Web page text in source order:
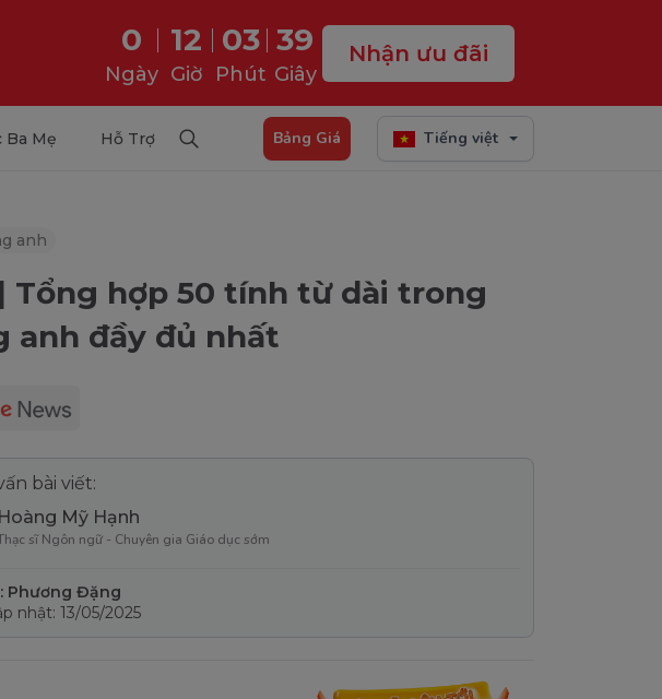
0
Ngày
12
Giờ
03
Phút
38
Giây
Nhận ưu đãi
Ba Mẹ Hỗ Trợ Bảng Giá Tiếng việt
anh
Tổng hợp 50 tính từ dài trong
anh đầy đủ nhất
bài viết:
Hoàng Mỹ Hạnh
sĩ Ngôn ngữ - Chuyên gia Giáo dục sớm
Phương Đặng
nhật: 13/05/2025